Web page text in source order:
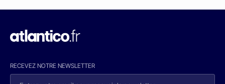
RECEVEZ NOTRE NEWSLETTER